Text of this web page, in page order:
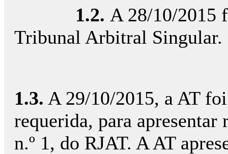
1.2. A 28/10/2015
Tribunal Arbitral Singular.
1.3. A 29/10/2015, a AT
requerida, para apresentar
n.º 1, do RJAT. A AT